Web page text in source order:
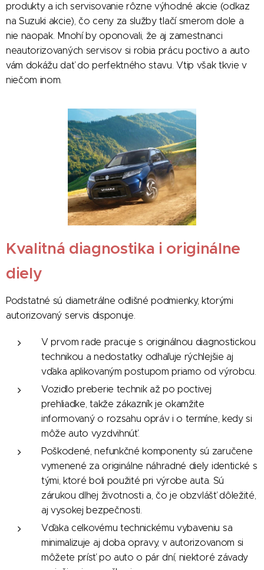
produkty a ich servisovanie rôzne výhodné akcie (odkaz
na Suzuki akcie), čo ceny za služby tlačí smerom dole a
nie naopak. Mnohí by oponovali, že aj zamestnanci
neautorizovaných servisov si robia prácu poctivo a auto
vám dokážu dať do perfektného stavu. Vtip však tkvie v
niečom inom.
Kvalitná diagnostika i originálne
diely
Podstatné sú diametrálne odlišné podmienky, ktorými
autorizovaný servis disponuje.
V prvom rade pracuje s originálnou diagnostickou
technikou a nedostatky odhaľuje rýchlejšie aj
vďaka aplikovaným postupom priamo od výrobcu.
Vozidlo preberie technik až po poctivej
prehliadke, takže zákazník je okamžite
informovaný o rozsahu opráv i o termíne, kedy si
môže auto vyzdvihnúť.
Poškodené, nefunkčné komponenty sú zaručene
vymenené za originálne náhradné diely identické s
tými, ktoré boli použité pri výrobe auta. Sú
zárukou dlhej životnosti a, čo je obzvlášť dôležité,
aj vysokej bezpečnosti.
Vďaka celkovému technickému vybaveniu sa
minimalizuje aj doba opravy, v autorizovanom si
môžete prísť po auto o pár dní, niektoré závady